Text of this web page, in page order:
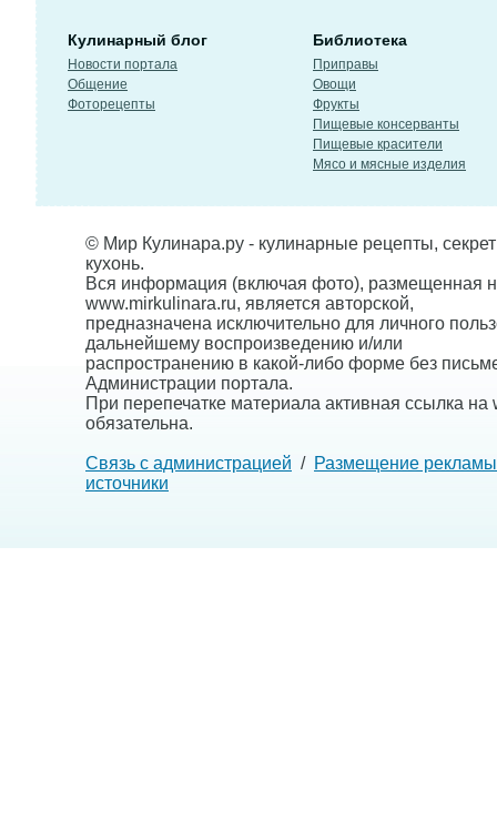
Кулинарный блог
Новости портала
Общение
Фоторецепты
Библиотека
Приправы
Овощи
Фрукты
Пищевые консерванты
Пищевые красители
Мясо и мясные изделия
© Мир Кулинара.ру - кулинарные рецепты,
кухонь.
Вся информация (включая фото), размещенная
www.mirkulinara.ru, является авторской,
предназначена исключительно для личного
дальнейшему воспроизведению и/или
распространению в какой-либо форме без
Администрации портала.
При перепечатке материала активная ссылка на
обязательна.
Связь с администрацией / Размещение рекламы
источники